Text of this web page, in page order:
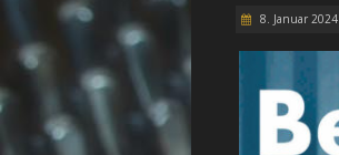
8. Januar 2024